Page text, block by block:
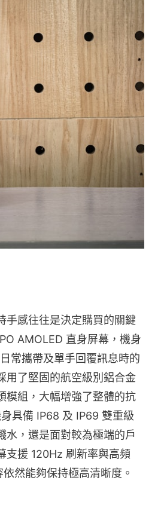
手感往往是決定購買的關鍵
AMOLED 直身屏幕，機身
常攜帶及單手回覆訊息時的
用了堅固的航空級別鋁合金
模組，大幅增強了整體的抗
具備 IP68 及 IP69 雙重級
水，還是面對較為極端的戶
支援 120Hz 刷新率與高頻
然能夠保持極高清晰度。